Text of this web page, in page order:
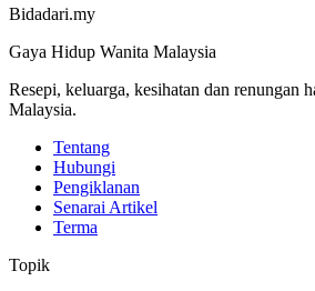
Bidadari.my
Gaya Hidup Wanita Malaysia
Resepi, keluarga, kesihatan dan renungan
Malaysia.
Tentang
Hubungi
Pengiklanan
Senarai Artikel
Terma
Topik